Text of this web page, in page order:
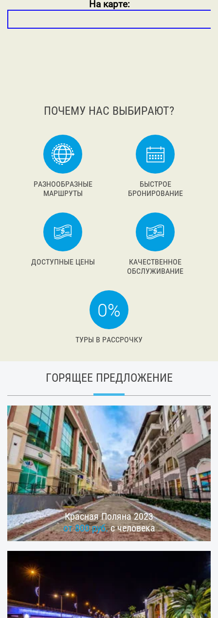
На карте:
ПОЧЕМУ НАС ВЫБИРАЮТ?
РАЗНООБРАЗНЫЕ
МАРШРУТЫ
БЫСТРОЕ
БРОНИРОВАНИЕ
ДОСТУПНЫЕ ЦЕНЫ
КАЧЕСТВЕННОЕ
ОБСЛУЖИВАНИЕ
ТУРЫ В РАССРОЧКУ
ГОРЯЩЕЕ ПРЕДЛОЖЕНИЕ
Красная Поляна 2023
от 800 руб.с человека